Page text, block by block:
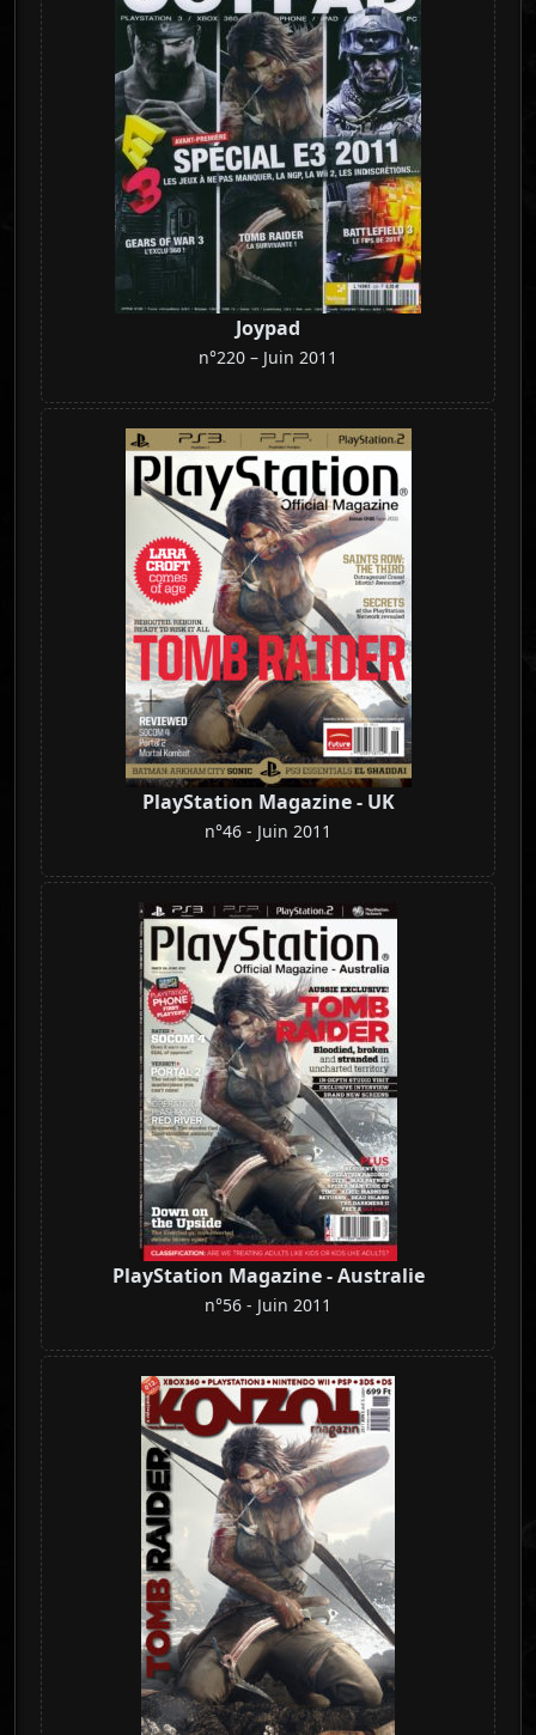
Joypad
n°220 – Juin 2011
PlayStation Magazine - UK
n°46 - Juin 2011
PlayStation Magazine - Australie
n°56 - Juin 2011